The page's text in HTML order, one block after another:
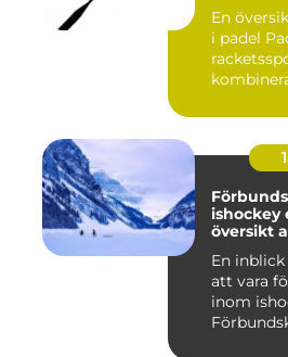
En
i padel Padel är en populär
ishockey en grundlig
översikt
En
att vara
inom